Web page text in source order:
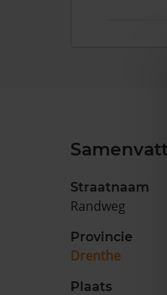
Straatnaam
Randweg
Provincie
Drenthe
Plaats